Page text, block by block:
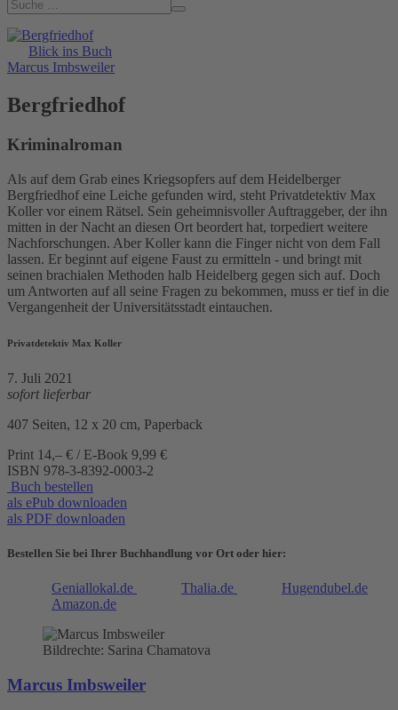
Blick ins Buch
Marcus Imbsweiler
Bergfriedhof
Kriminalroman
Als auf dem Grab eines Kriegsopfers auf dem Heidelberger
Bergfriedhof eine Leiche gefunden wird, steht Privatdetektiv Max
Koller vor einem Rätsel. Sein geheimnisvoller Auftraggeber, der ihn
mitten in der Nacht an diesen Ort beordert hat, torpediert weitere
Nachforschungen. Aber Koller kann die Finger nicht von dem Fall
lassen. Er beginnt auf eigene Faust zu ermitteln - und bringt mit
seinen brachialen Methoden halb Heidelberg gegen sich auf. Doch
um Antworten auf all seine Fragen zu bekommen, muss er tief in die
Vergangenheit der Universitätsstadt eintauchen.
Privatdetektiv Max Koller
7. Juli 2021
sofort lieferbar
407 Seiten, 12 x 20 cm, Paperback
Print 14,– € / E-Book 9,99 €
ISBN 978-3-8392-0003-2
Buch bestellen
als ePub downloaden
als PDF downloaden
Bestellen Sie bei Ihrer Buchhandlung vor Ort oder hier:
Geniallokal.de Thalia.de
Hugendubel.de
Amazon.de
Bildrechte: Sarina Chamatova
Marcus Imbsweiler